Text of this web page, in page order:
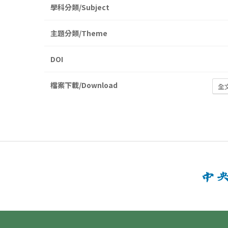
學科分類/Subject
主題分類/Theme
DOI
檔案下載/Download 全